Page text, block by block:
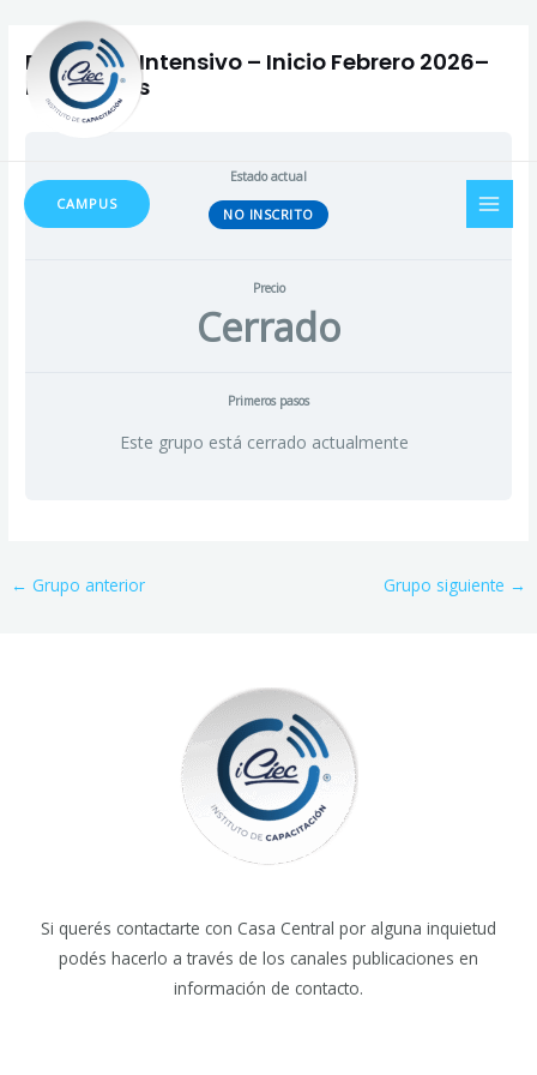
contenido
CAMPUS
Farmacia Intensivo – Inicio Febrero 2026–
Dia Viernes
Estado actual
NO INSCRITO
Precio
Cerrado
Primeros pasos
Este grupo está cerrado actualmente
entradas
← Grupo anterior Grupo siguiente →
Si querés contactarte con Casa Central por alguna inquietud
podés hacerlo a través de los canales publicaciones en
información de contacto.